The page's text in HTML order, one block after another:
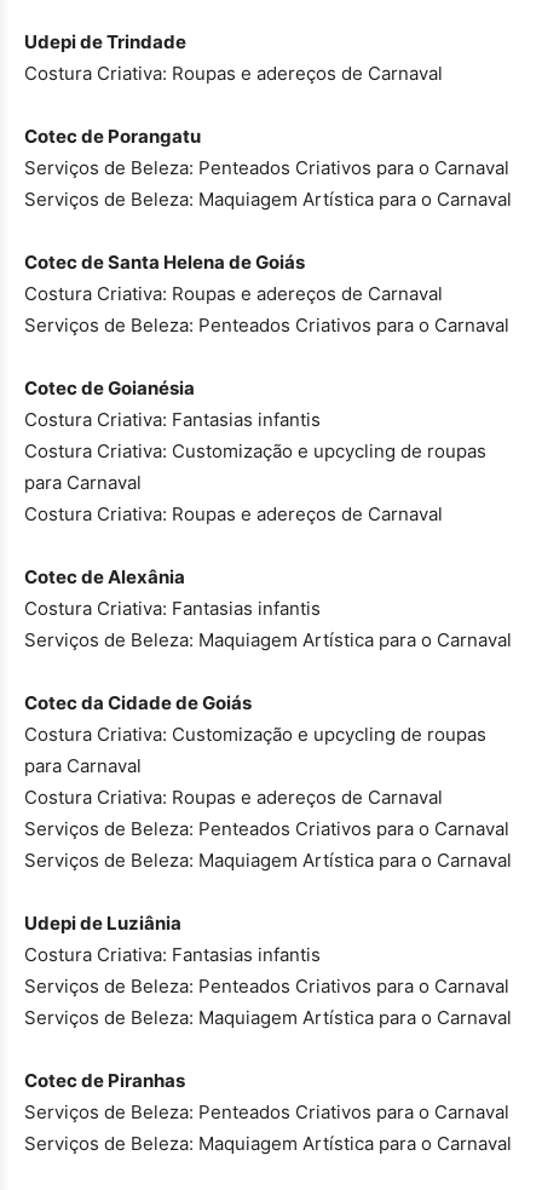
Udepi de Trindade
Costura Criativa: Roupas e adereços de Carnaval
Cotec de Porangatu
Serviços de Beleza: Penteados Criativos para o Carnaval
Serviços de Beleza: Maquiagem Artística para o Carnaval
Cotec de Santa Helena de Goiás
Costura Criativa: Roupas e adereços de Carnaval
Serviços de Beleza: Penteados Criativos para o Carnaval
Cotec de Goianésia
Costura Criativa: Fantasias infantis
Costura Criativa: Customização e upcycling de roupas
para Carnaval
Costura Criativa: Roupas e adereços de Carnaval
Cotec de Alexânia
Costura Criativa: Fantasias infantis
Serviços de Beleza: Maquiagem Artística para o Carnaval
Cotec da Cidade de Goiás
Costura Criativa: Customização e upcycling de roupas
para Carnaval
Costura Criativa: Roupas e adereços de Carnaval
Serviços de Beleza: Penteados Criativos para o Carnaval
Serviços de Beleza: Maquiagem Artística para o Carnaval
Udepi de Luziânia
Costura Criativa: Fantasias infantis
Serviços de Beleza: Penteados Criativos para o Carnaval
Serviços de Beleza: Maquiagem Artística para o Carnaval
Cotec de Piranhas
Serviços de Beleza: Penteados Criativos para o Carnaval
Serviços de Beleza: Maquiagem Artística para o Carnaval